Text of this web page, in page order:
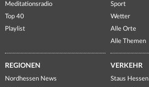
Meditationsradio
Top 40
Playlist
Sport
Wetter
Alle Orte
Alle Themen
REGIONEN
Nordhessen News
VERKEHR
Staus Hessen